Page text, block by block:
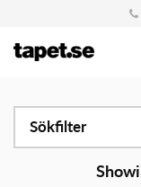
Sökfilter